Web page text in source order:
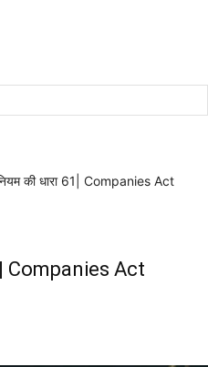
की धारा 61| Companies Act
Companies Act